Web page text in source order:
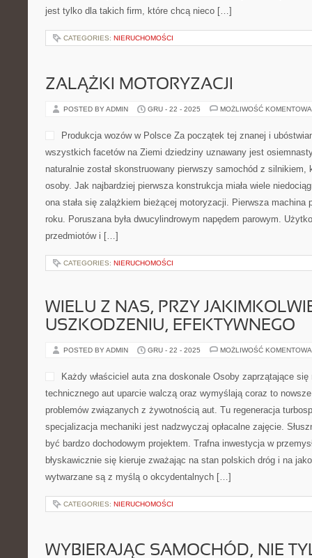
jest tylko dla takich firm, które chcą nieco […]
CATEGORIES: NIERUCHOMOŚCI
ZALĄŻKI MOTORYZACJI
POSTED BY ADMIN GRU - 22 - 2025 MOŻLIWOŚĆ
Produkcja wozów w Polsce Za początek tej znanej i
wszystkich facetów na Ziemi dziedziny uznawany jest
naturalnie został skonstruowany pierwszy samochód z silnikiem,
osoby. Jak najbardziej pierwsza konstrukcja miała wiele
ona stała się zalążkiem bieżącej motoryzacji. Pierwsza machina
roku. Poruszana była dwucylindrowym napędem parowym.
przedmiotów i […]
CATEGORIES: NIERUCHOMOŚCI
WIELU Z NAS, PRZY
USZKODZENIU, EFEKTYWNEGO
POSTED BY ADMIN GRU - 22 - 2025 MOŻLIWOŚĆ
Każdy właściciel auta zna doskonale Osoby zaprzątające się
technicznego aut uparcie walczą oraz wymyślają coraz to
problemów związanych z żywotnością aut. Tu regeneracja
specjalizacja mechaniki jest nadzwyczaj opłacalne zajęcie.
być bardzo dochodowym projektem. Trafna inwestycja w
błyskawicznie się kieruje zważając na stan polskich dróg i na
wytwarzane są z myślą o okcydentalnych […]
CATEGORIES: NIERUCHOMOŚCI
WYBIERAJĄC SAMOCHÓD, NIE